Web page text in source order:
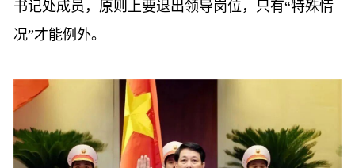
书记处成员，原则上要退出领导岗位，只有“特殊情
况”才能例外。